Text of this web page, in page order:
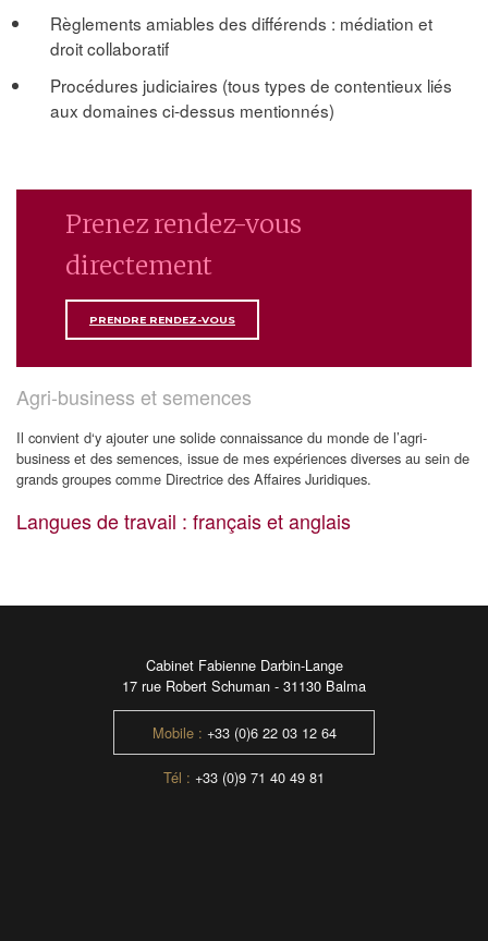
Règlements amiables des différends : médiation et
droit collaboratif
Procédures judiciaires (tous types de contentieux liés
aux domaines ci-dessus mentionnés)
Prenez rendez-vous
directement
PRENDRE RENDEZ-VOUS
Agri-business et semences
Il convient d‘y ajouter une solide connaissance du monde de l’agri-
business et des semences, issue de mes expériences diverses au sein de
grands groupes comme Directrice des Affaires Juridiques.
Langues de travail : français et anglais
Cabinet Fabienne Darbin-Lange
17 rue Robert Schuman - 31130 Balma
Mobile : +33 (0)6 22 03 12 64
Tél : +33 (0)9 71 40 49 81